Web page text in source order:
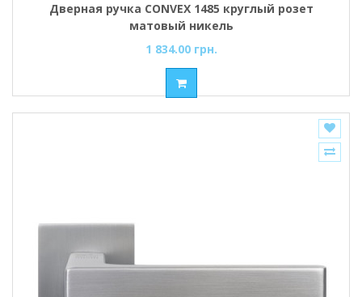
Дверная ручка CONVEX 1485 круглый розет
матовый никель
1 834.00 грн.